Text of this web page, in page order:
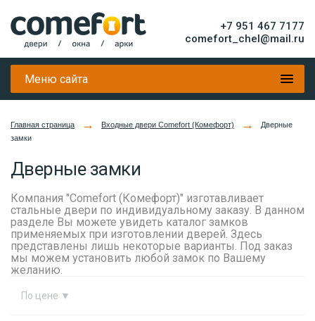
+7 951 467 7177
comefort_chel@mail.ru
Меню сайта
Главная страница → Входные двери Comefort (Комефорт) →
Дверные
замки
Дверные замки
Компания "Comefort (Комефорт)" изготавливает
стальные двери по индивидуальному заказу. В данном
разделе Вы можете увидеть каталог замков
применяемых при изготовлении дверей. Здесь
представлены лишь некоторые варианты. Под заказ
мы можем установить любой замок по Вашему
желанию.
По цене ▼